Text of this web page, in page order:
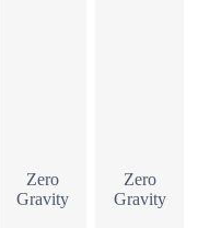
Zero
Gravity
Zero
Gravity